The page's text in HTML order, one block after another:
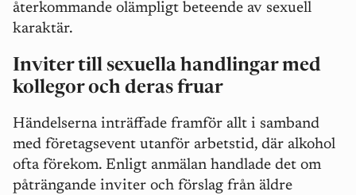
återkommande olämpligt beteende av sexuell
karaktär.
Inviter till sexuella handlingar med
kollegor och deras fruar
Händelserna inträffade framför allt i samband
med företagsevent utanför arbetstid, där alkohol
ofta förekom. Enligt anmälan handlade det om
påträngande inviter och förslag från äldre